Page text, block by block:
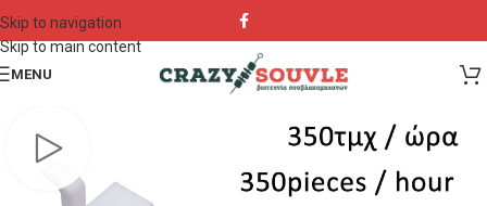
Skip to navigation
Skip to main content
MENU